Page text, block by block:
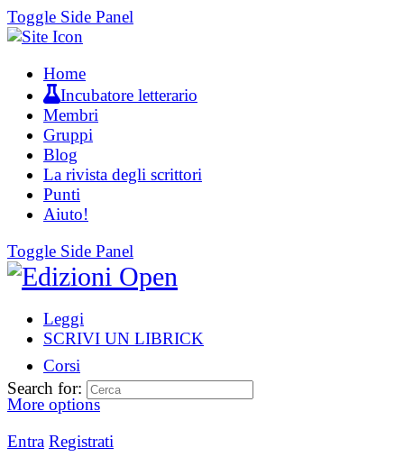
Toggle Side Panel
Home
Incubatore letterario
Membri
Gruppi
Blog
La rivista degli scrittori
Punti
Aiuto!
Toggle Side Panel
Leggi
SCRIVI UN LIBRICK
Corsi
More options
Entra Registrati
Search for: